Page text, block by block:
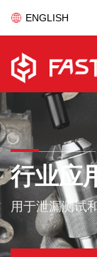
ENGLISH
行业应
用于泄漏测试